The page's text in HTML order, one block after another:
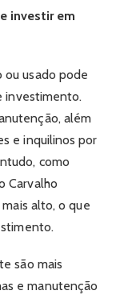
investir em
ou usado pode
investimento.
além
e inquilinos por
como
Carvalho
alto, o que
são mais
e manutenção